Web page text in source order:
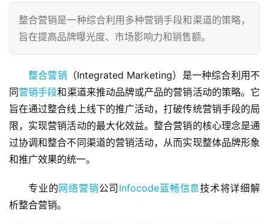
整合营销是一种综合利用多种营销手段和渠道的策略，
旨在提高品牌曝光度、市场影响力和销售额。
整合营销 （Integrated Marketing）是一种综合利用不
同营销手段和渠道来推动品牌或产品的营销活动的策略。它
旨在通过整合线上线下的推广活动，打破传统营销手段的局
限，实现营销活动的最大化效益。整合营销的核心理念是通
过协调和整合不同渠道的营销活动，从而实现整体品牌形象
和推广效果的统一。
专业的网络营销公司 Infocode蓝畅信息技术将详细解
析整合营销。